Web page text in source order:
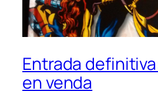
Entrada
en venda